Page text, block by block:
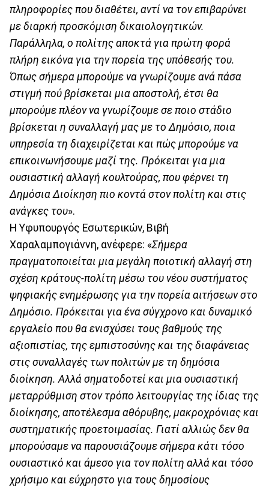
πληροφορίες που διαθέτει, αντί να τον επιβαρύνει
με διαρκή προσκόμιση δικαιολογητικών.
Παράλληλα, ο πολίτης αποκτά για πρώτη φορά
πλήρη εικόνα για την πορεία της υπόθεσής του.
Όπως σήμερα μπορούμε να γνωρίζουμε ανά πάσα
στιγμή πού βρίσκεται μια αποστολή, έτσι θα
μπορούμε πλέον να γνωρίζουμε σε ποιο στάδιο
βρίσκεται η συναλλαγή μας με το Δημόσιο, ποια
υπηρεσία τη διαχειρίζεται και πώς μπορούμε να
επικοινωνήσουμε μαζί της. Πρόκειται για μια
ουσιαστική αλλαγή κουλτούρας, που φέρνει τη
Δημόσια Διοίκηση πιο κοντά στον πολίτη και στις
ανάγκες του».
Η Υφυπουργός Εσωτερικών, Βιβή
Χαραλαμπογιάννη, ανέφερε: «Σήμερα
πραγματοποιείται μια μεγάλη ποιοτική αλλαγή στη
σχέση κράτους-πολίτη μέσω του νέου συστήματος
ψηφιακής ενημέρωσης για την πορεία αιτήσεων στο
Δημόσιο. Πρόκειται για ένα σύγχρονο και δυναμικό
εργαλείο που θα ενισχύσει τους βαθμούς της
αξιοπιστίας, της εμπιστοσύνης και της διαφάνειας
στις συναλλαγές των πολιτών με τη δημόσια
διοίκηση. Αλλά σηματοδοτεί και μια ουσιαστική
μεταρρύθμιση στον τρόπο λειτουργίας της ίδιας της
διοίκησης, αποτέλεσμα αθόρυβης, μακροχρόνιας και
συστηματικής προετοιμασίας. Γιατί αλλιώς δεν θα
μπορούσαμε να παρουσιάζουμε σήμερα κάτι τόσο
ουσιαστικό και άμεσο για τον πολίτη αλλά και τόσο
χρήσιμο και εύχρηστο για τους δημοσίους